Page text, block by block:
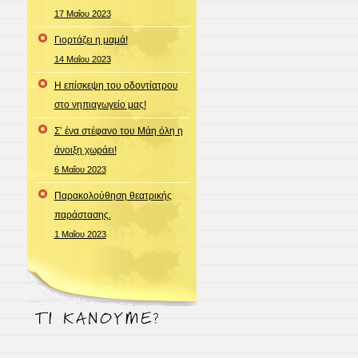
17 Μαΐου 2023
Γιορτάζει η μαμά!
14 Μαΐου 2023
Η επίσκεψη του οδοντίατρου
στο νηπιαγωγείο μας!
Σ’ ένα στέφανο του Μάη όλη η
άνοιξη χωράει!
6 Μαΐου 2023
Παρακολούθηση θεατρικής
παράστασης.
1 Μαΐου 2023